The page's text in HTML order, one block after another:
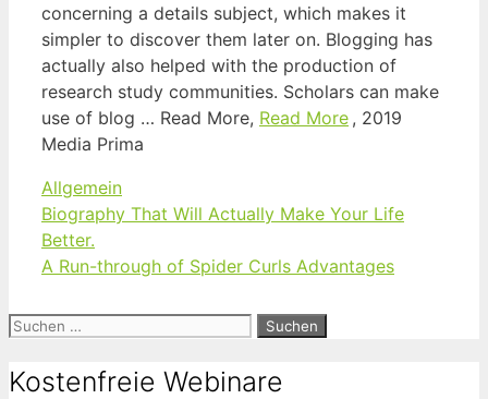
concerning a details subject, which makes it
simpler to discover them later on. Blogging has
actually also helped with the production of
research study communities. Scholars can make
use of blog … Read More, Read More , 2019
Media Prima
Kategorien
Allgemein
Biography That Will Actually Make Your Life
Better.
A Run-through of Spider Curls Advantages
Suchen
Kostenfreie Webinare